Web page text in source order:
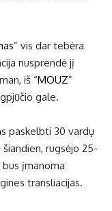
” vis dar tebėra
nusprendė jį
iš “MOUZ”
gale.
paskelbti 30 vardų
rugsėjo 25-
bus įmanoma
transliacijas.